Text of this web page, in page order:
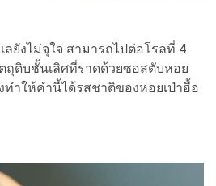
ยังไม่จุใจ สามารถไปต่อโรลที่ 4
ถุดิบชั้นเลิศที่ราดด้วยซอสตับหอย
ำให้คำนี้ได้รสชาติของหอยเป่าฮื้อ